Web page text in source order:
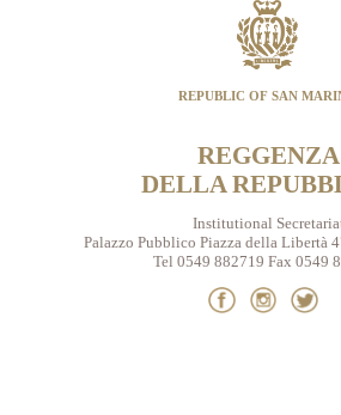
REPUBLIC OF SAN
REGGENZA
DELLA
Institutional
Palazzo Pubblico Piazza della Libertà
Tel 0549 882719 Fax 0549